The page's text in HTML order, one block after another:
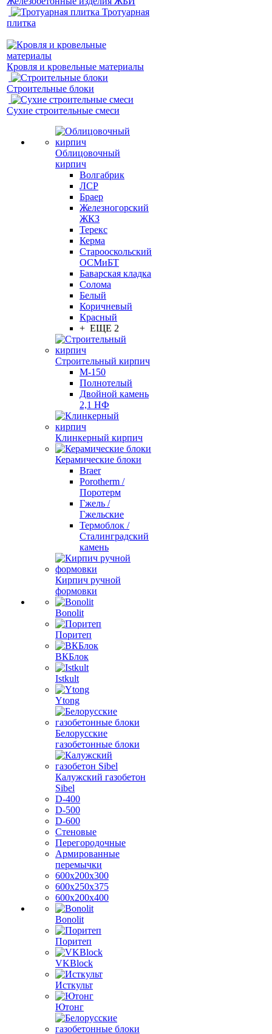
Тротуарная
плитка
Кровля и кровельные материалы
Строительные блоки
Сухие строительные смеси
Облицовочный
кирпич
Волгабрик
ЛСР
Браер
Железногорский
ЖКЗ
Терекс
Керма
Старооскольский
ОСМиБТ
Баварская кладка
Солома
Белый
Коричневый
Красный
+ ЕЩЕ 2
Строительный кирпич
М-150
Полнотелый
Двойной камень
2,1 НФ
Клинкерный кирпич
Керамические блоки
Braer
Porotherm /
Поротерм
Гжель /
Гжельские
Термоблок /
Сталинградский
камень
Кирпич ручной
формовки
Bonolit
Поритеп
ВКБлок
Istkult
Ytong
Белорусские
газобетонные блоки
Калужский газобетон
Sibel
D-400
D-500
D-600
Стеновые
Перегородочные
Армированные
перемычки
600х200х300
600х250х375
600х200х400
Bonolit
Поритеп
VKBlock
Исткульт
Ютонг